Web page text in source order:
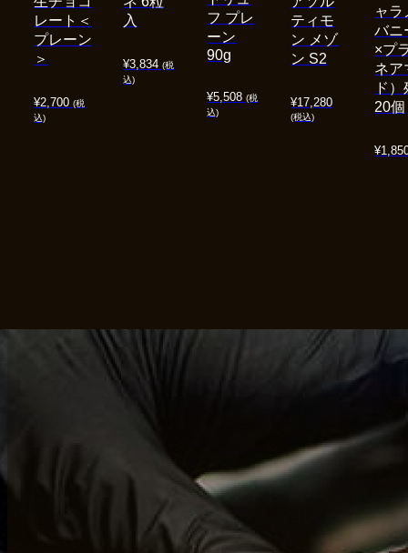
¥2,700 (税
込)
レート＜
プレーン
＞
¥3,834 (税
込)
入
¥5,508 (税
込)
フ プレ
ーン
90g
¥17,280
(税込)
ティモ
ン メゾ
ン S2
¥
ャラ
バニ
×プ
ネア
ド
20個